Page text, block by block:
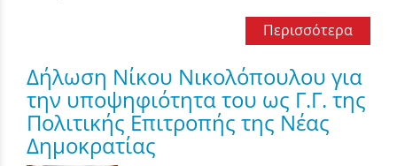
Περισσότερα
Δήλωση Νίκου Νικολόπουλου για
την υποψηφιότητα του ως Γ.Γ. της
Πολιτικής Επιτροπής της Νέας
Δημοκρατίας